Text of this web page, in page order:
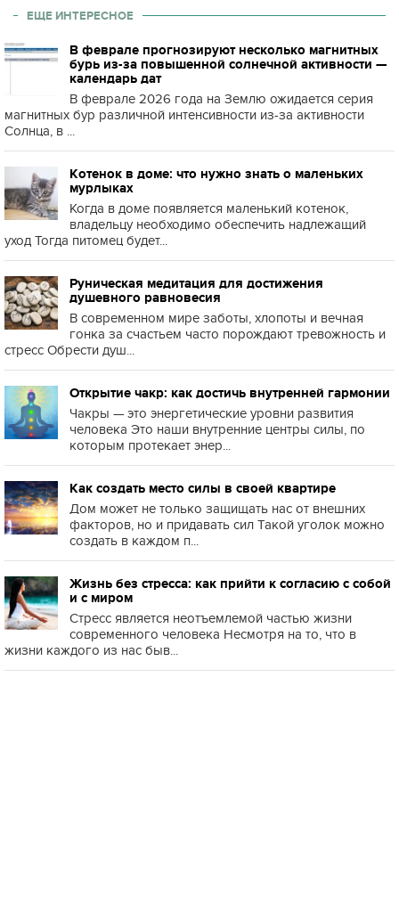
ЕЩЕ ИНТЕРЕСНОЕ
В феврале прогнозируют несколько магнитных
бурь из-за повышенной солнечной активности —
календарь дат
В феврале 2026 года на Землю ожидается серия
магнитных бур различной интенсивности из-за активности
Солнца, в ...
Котенок в доме: что нужно знать о маленьких
мурлыках
Когда в доме появляется маленький котенок,
владельцу необходимо обеспечить надлежащий
уход Тогда питомец будет...
Руническая медитация для достижения
душевного равновесия
В современном мире заботы, хлопоты и вечная
гонка за счастьем часто порождают тревожность и
стресс Обрести душ...
Открытие чакр: как достичь внутренней гармонии
Чакры — это энергетические уровни развития
человека Это наши внутренние центры силы, по
которым протекает энер...
Как создать место силы в своей квартире
Дом может не только защищать нас от внешних
факторов, но и придавать сил Такой уголок можно
создать в каждом п...
Жизнь без стресса: как прийти к согласию с собой
и с миром
Стресс является неотъемлемой частью жизни
современного человека Несмотря на то, что в
жизни каждого из нас быв...